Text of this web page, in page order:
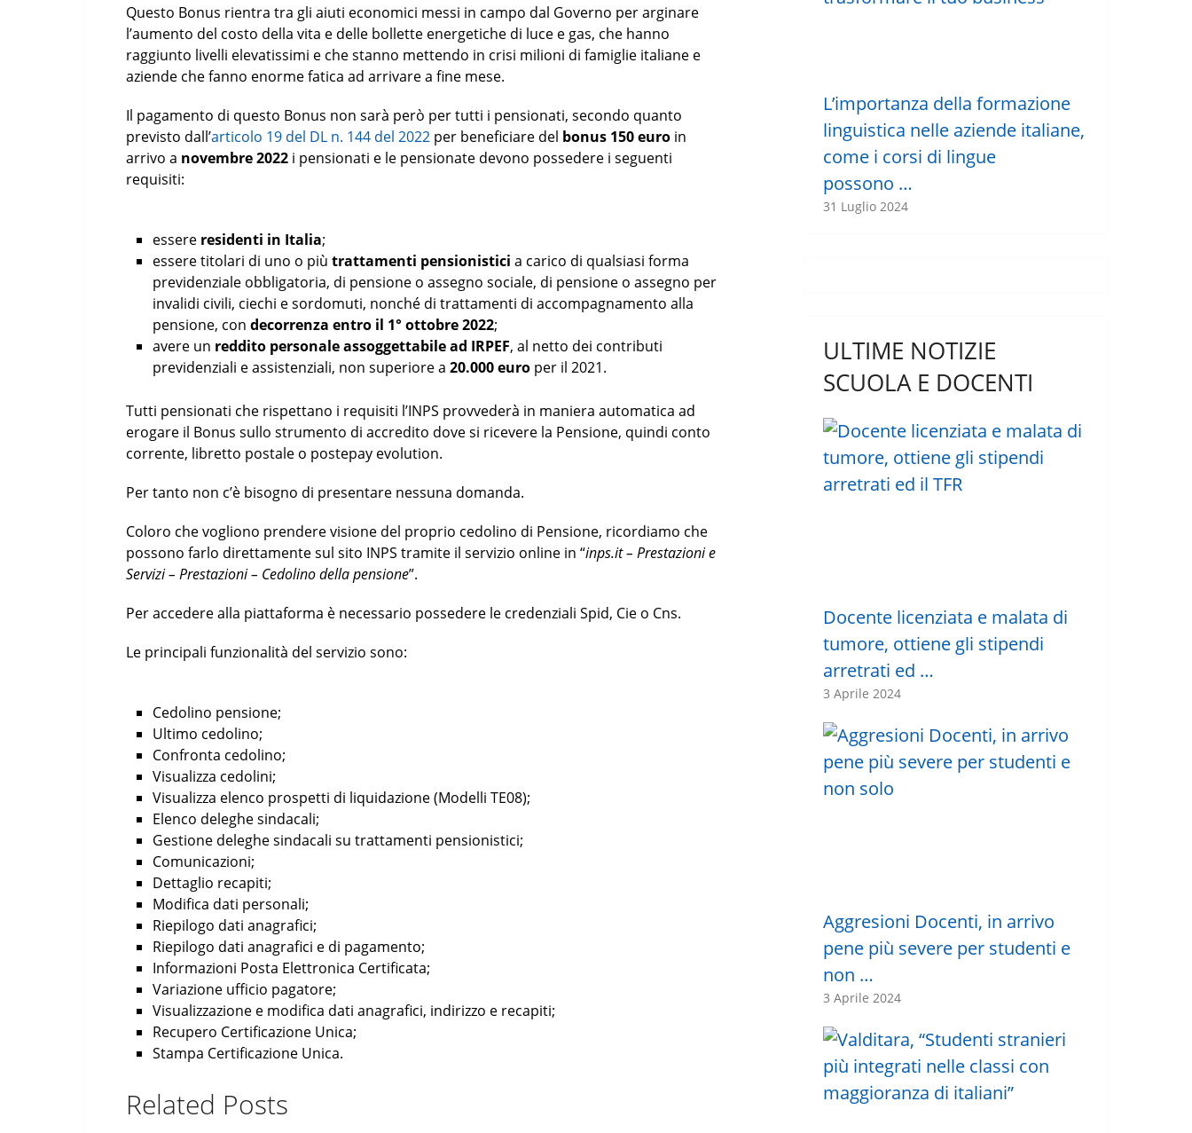
Questo Bonus rientra tra gli aiuti economici messi in campo dal Governo per arginare
l’aumento del costo della vita e delle bollette energetiche di luce e gas, che hanno
raggiunto livelli elevatissimi e che stanno mettendo in crisi milioni di famiglie italiane e
aziende che fanno enorme fatica ad arrivare a fine mese.
Il pagamento di questo Bonus non sarà però per tutti i pensionati, secondo quanto
previsto dall’articolo 19 del DL n. 144 del 2022 per beneficiare del bonus 150 euro in
arrivo a novembre 2022 i pensionati e le pensionate devono possedere i seguenti
requisiti:
essere residenti in Italia;
essere titolari di uno o piùtrattamenti pensionistici a carico di qualsiasi forma
previdenziale obbligatoria, di pensione o assegno sociale, di pensione o assegno per
invalidi civili, ciechi e sordomuti, nonché di trattamenti di accompagnamento alla
pensione, condecorrenza entro il 1° ottobre 2022;
avere un reddito personale assoggettabile ad IRPEF, al netto dei contributi
previdenziali e assistenziali, non superiore a20.000 euro per il 2021.
Tutti pensionati che rispettano i requisiti l’INPS provvederà in maniera automatica ad
erogare il Bonus sullo strumento di accredito dove si ricevere la Pensione, quindi conto
corrente, libretto postale o postepay evolution.
Per tanto non c’è bisogno di presentare nessuna domanda.
Coloro che vogliono prendere visione del proprio cedolino di Pensione, ricordiamo che
possono farlo direttamente sul sito INPS tramite il servizio online in “inps.it – Prestazioni e
Servizi – Prestazioni – Cedolino della pensione”.
Per accedere alla piattaforma è necessario possedere le credenziali Spid, Cie o Cns.
Le principali funzionalità del servizio sono:
Cedolino pensione;
Ultimo cedolino;
Confronta cedolino;
Visualizza cedolini;
Visualizza elenco prospetti di liquidazione (Modelli TE08);
Elenco deleghe sindacali;
Gestione deleghe sindacali su trattamenti pensionistici;
Comunicazioni;
Dettaglio recapiti;
Modifica dati personali;
Riepilogo dati anagrafici;
Riepilogo dati anagrafici e di pagamento;
Informazioni Posta Elettronica Certificata;
Variazione ufficio pagatore;
Visualizzazione e modifica dati anagrafici, indirizzo e recapiti;
Recupero Certificazione Unica;
Stampa Certificazione Unica.
Related Posts
L’importanza della formazione
linguistica nelle aziende italiane,
come i corsi di lingue
possono …
31 Luglio 2024
ULTIME NOTIZIE
SCUOLA E DOCENTI
Docente licenziata e malata di
tumore, ottiene gli stipendi
arretrati ed …
3 Aprile 2024
Aggresioni Docenti, in arrivo
pene più severe per studenti e
non …
3 Aprile 2024